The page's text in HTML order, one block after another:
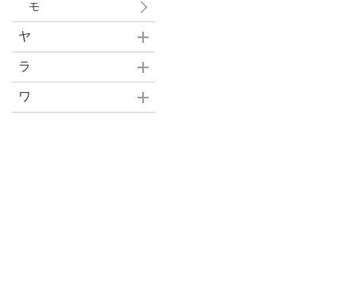
モ
ヤ
ラ
ワ